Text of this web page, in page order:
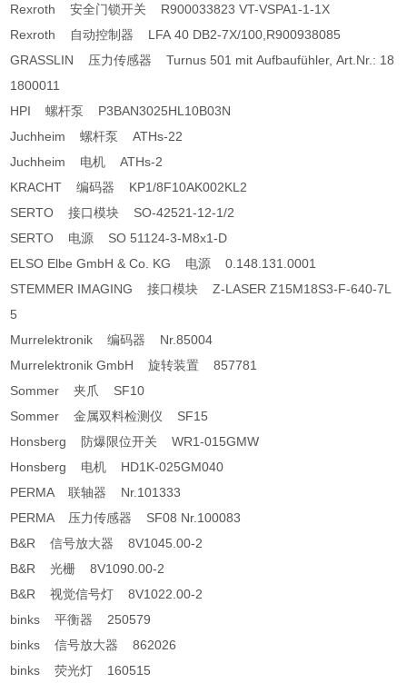
Rexroth 安全门锁开关 R900033823 VT-VSPA1-1-1X
Rexroth 自动控制器 LFA 40 DB2-7X/100,R900938085
GRASSLIN 压力传感器 Turnus 501 mit Aufbaufühler, Art.Nr.: 18
1800011
HPI 螺杆泵 P3BAN3025HL10B03N
Juchheim 螺杆泵 ATHs-22
Juchheim 电机 ATHs-2
KRACHT 编码器 KP1/8F10AK002KL2
SERTO 接口模块 SO-42521-12-1/2
SERTO 电源 SO 51124-3-M8x1-D
ELSO Elbe GmbH & Co. KG 电源 0.148.131.0001
STEMMER IMAGING 接口模块 Z-LASER Z15M18S3-F-640-7L
5
Murrelektronik 编码器 Nr.85004
Murrelektronik GmbH 旋转装置 857781
Sommer 夹爪 SF10
Sommer 金属双料检测仪 SF15
Honsberg 防爆限位开关 WR1-015GMW
Honsberg 电机 HD1K-025GM040
PERMA 联轴器 Nr.101333
PERMA 压力传感器 SF08 Nr.100083
B&R 信号放大器 8V1045.00-2
B&R 光栅 8V1090.00-2
B&R 视觉信号灯 8V1022.00-2
binks 平衡器 250579
binks 信号放大器 862026
binks 荧光灯 160515